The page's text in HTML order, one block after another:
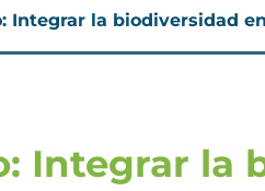
Integrar la biodiversidad
Integrar la